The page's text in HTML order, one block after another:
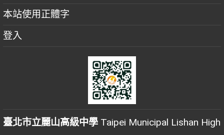
本站使用正體字
登入
臺北市立麗山高級中學 Taipei Municipal Lishan High